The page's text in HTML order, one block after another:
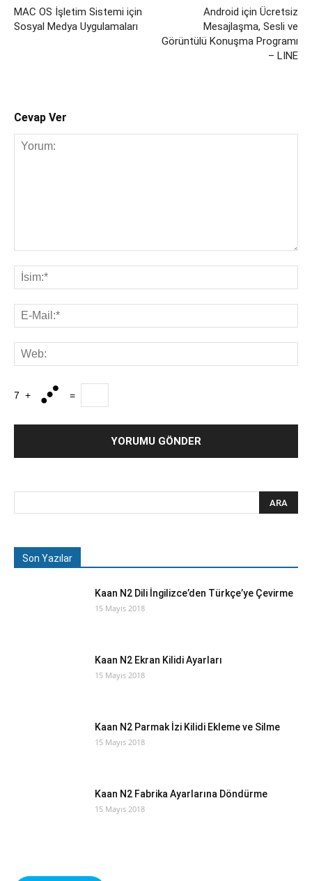
MAC OS İşletim Sistemi için
Sosyal Medya Uygulamaları
Android için Ücretsiz
Mesajlaşma, Sesli ve
Görüntülü Konuşma Programı
– LINE
Cevap Ver
7 + =
Son Yazılar
Kaan N2 Dili İngilizce’den Türkçe’ye Çevirme
15 Mayıs 2018
Kaan N2 Ekran Kilidi Ayarları
15 Mayıs 2018
Kaan N2 Parmak İzi Kilidi Ekleme ve Silme
15 Mayıs 2018
Kaan N2 Fabrika Ayarlarına Döndürme
15 Mayıs 2018